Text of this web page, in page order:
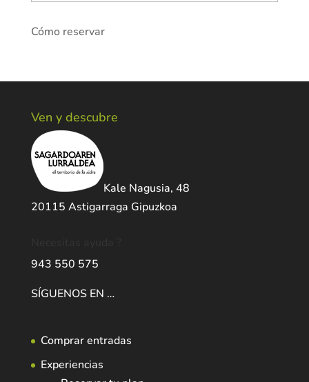
Cómo reservar
Ven y descubre
Kale Nagusia, 48
20115 Astigarraga Gipuzkoa
943 550 575
SÍGUENOS EN …
Comprar entradas
Experiencias